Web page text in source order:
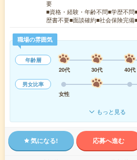
要
■資格・経験・年齢不問■学歴不
歴書不要■面談確約■社会保険完
職場の雰囲気
年齢層
20代
30代 40代
男女比率
女性
もっと見る
気になる! 応募へ進む